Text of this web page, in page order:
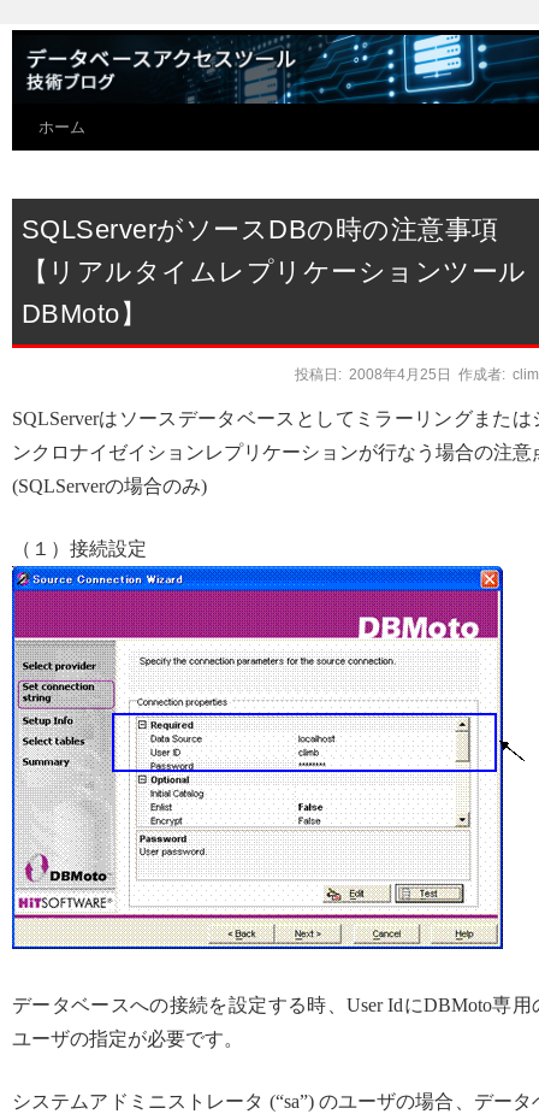
ホーム
SQLServerがソースDBの時の注意事項
【リアルタイムレプリケーションツール
DBMoto】
投稿日: 2008年4月25日 作成者:
SQLServerはソースデータベースとしてミラーリングまたは
ンクロナイゼイションレプリケーションが行なう場合の注意
(SQLServerの場合のみ)
（１）接続設定
データベースへの接続を設定する時、User IdにDBMoto専用
ユーザの指定が必要です。
システムアドミニストレータ (“sa”) のユーザの場合、データ